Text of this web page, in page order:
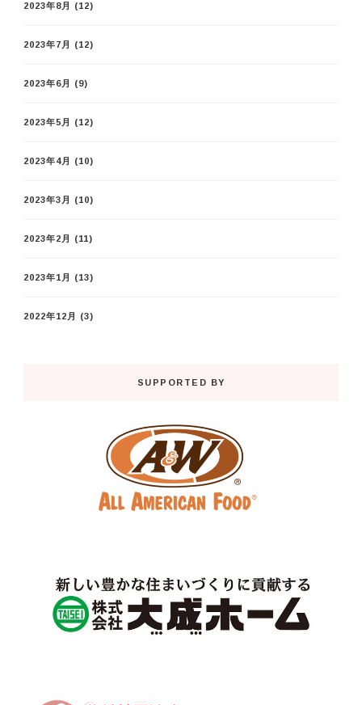
2023年8月 (12)
2023年7月 (12)
2023年6月 (9)
2023年5月 (12)
2023年4月 (10)
2023年3月 (10)
2023年2月 (11)
2023年1月 (13)
2022年12月 (3)
SUPPORTED BY